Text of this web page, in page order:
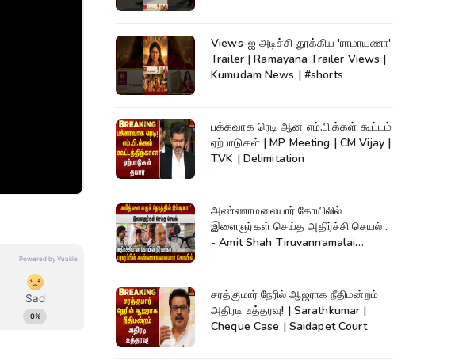
Views-ஐ அடிச்சி தூக்கிய 'ராமாயணா'
Trailer | Ramayana Trailer Views |
Kumudam News | #shorts
பக்கவாக ரெடி ஆன எம்.பி.க்கள் கூட்டம்
ஏற்பாடுகள் | MP Meeting | CM Vijay |
TVK | Delimitation
அண்ணாமலையார் கோயிலில்
இளைஞர்கள் செய்த அதிர்ச்சி செயல்..
- Amit Shah Tiruvannamalai
சரத்குமார் நேரில் ஆஜராக நீதிமன்றம்
அதிரடி உத்தரவு! | Sarathkumar |
Cheque Case | Saidapet Court